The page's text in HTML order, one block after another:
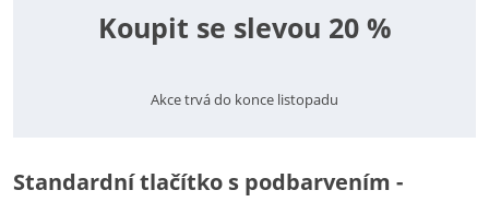
Koupit se slevou 20 %
Akce trvá do konce listopadu
Standardní tlačítko s podbarvením -